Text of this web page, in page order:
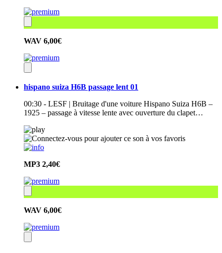
WAV 6,00€
hispano suiza H6B passage lent 01
00:30 - LESF | Bruitage d'une voiture Hispano Suiza H6B –
1925 – passage à vitesse lente avec ouverture du clapet…
MP3 2,40€
WAV 6,00€